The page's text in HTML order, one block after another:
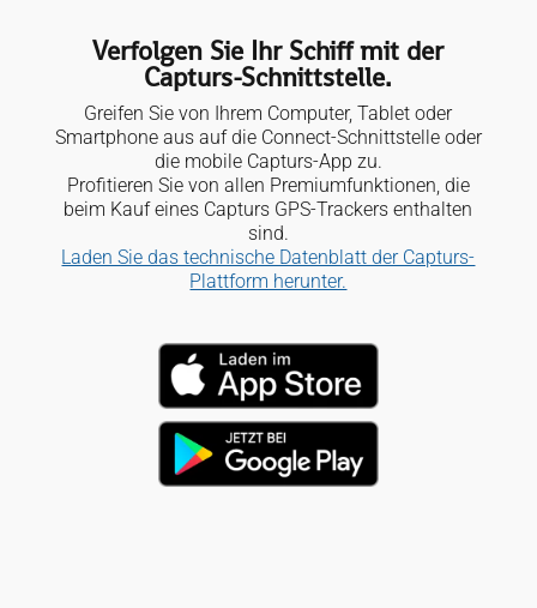
Verfolgen Sie Ihr Schiff mit der
Capturs-Schnittstelle.
Greifen Sie von Ihrem Computer, Tablet oder
Smartphone aus auf die Connect-Schnittstelle oder
die mobile Capturs-App zu.
Profitieren Sie von allen Premiumfunktionen, die
beim Kauf eines Capturs GPS-Trackers enthalten
sind.
Laden Sie das technische Datenblatt der Capturs-
Plattform herunter.